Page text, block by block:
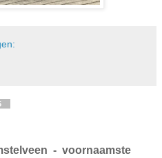
- voornaamste